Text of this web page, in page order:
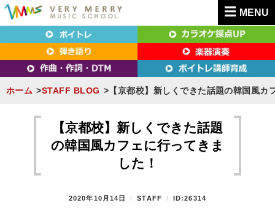
MENU
東京（新宿・八王子）・横浜・名古屋・京都で
「本気」になれるボイトレ教室｜VERY MERRY
MUSIC SCHOOL（ベリーメリー）
東京（新宿・八王子）・横浜・名古屋・京都で「本気」になれるボイトレ教室｜
VERY MERRY MUSIC SCHOOL（ベリーメリー）
ホーム STAFF BLOG 【京都校】新しくできた話題の韓国風カ
【京都校】新しくできた話題
の韓国風カフェに行ってきま
した！
P
2020年10月14日
B
STAFF ID:26314